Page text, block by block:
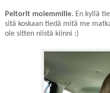
Peltorit molemmille. En kyllä
sitä koskaan tiedä mitä me
ole sitten niistä kiinni :)